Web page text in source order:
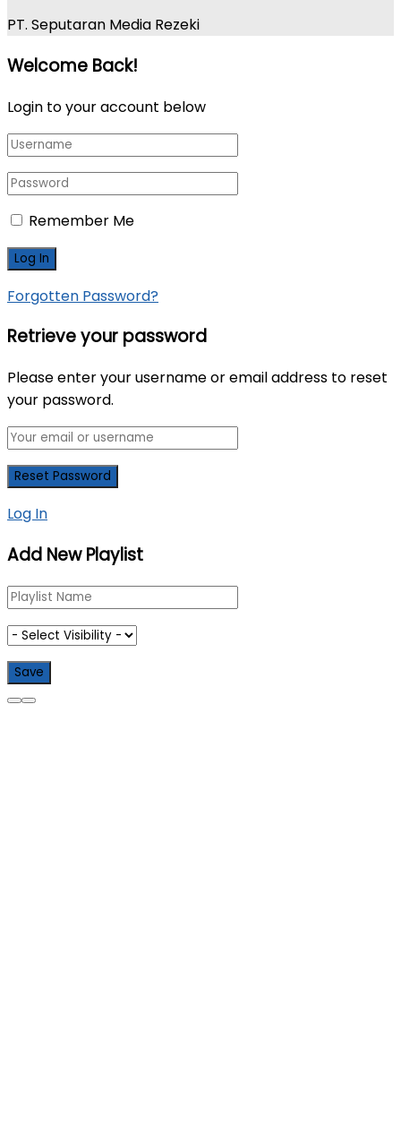
PT. Seputaran Media Rezeki
Welcome Back!
Login to your account below
Remember Me
Forgotten Password?
Retrieve your password
Please enter your username or email address to reset
your password.
Log In
Add New Playlist